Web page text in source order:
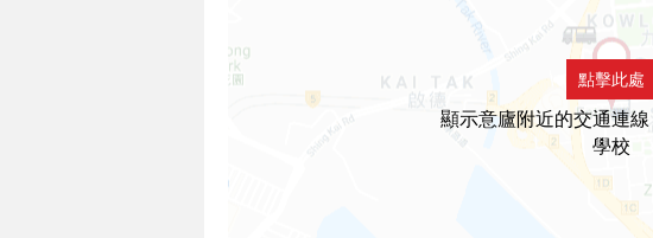
點擊此處
顯示意廬附近的交通連
學校